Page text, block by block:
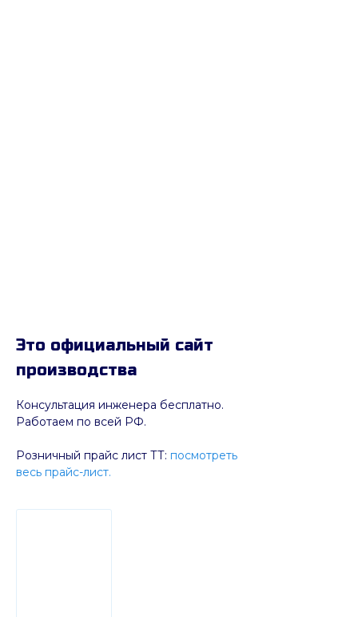
Консультация инженера бесплатно.
Работаем по всей РФ.
Розничный прайс лист ТТ: посмотреть
весь прайс-лист.
Это официальный сайт
производства